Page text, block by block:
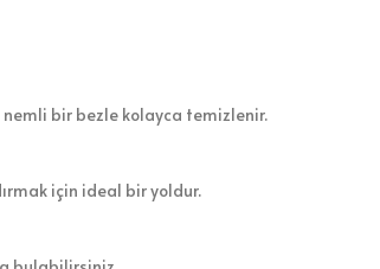
bir bezle kolayca temizlenir.
için ideal bir yoldur.